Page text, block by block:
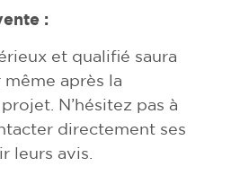
:
et qualifié saura
après la
N’hésitez pas à
directement ses
leurs avis.